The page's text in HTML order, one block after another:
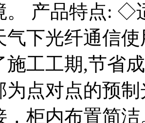
。 产品特点: ◇
气下光纤通信
施工工期,节省
为点对点的预
，柜内布置简